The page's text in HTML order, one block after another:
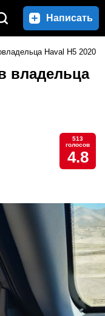
Написать
Haval H5 2020
владельца
513
голосов
4.8